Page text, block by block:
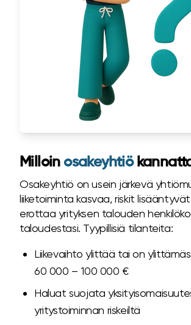
Milloinosakeyhtiö
Osakeyhtiö on usein järkevä
liiketoiminta kasvaa, riskit
erottaa yrityksen talouden
taloudestasi. Tyypillisiä tilanteita:
Liikevaihto ylittää tai on
60 000 – 100 000 €
Haluat suojata
yritystoiminnan riskeiltä